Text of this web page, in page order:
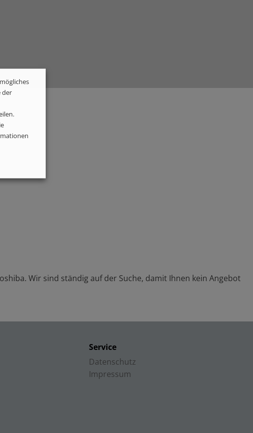
. Wir sind ständig auf der Suche, damit Ihnen kein Angebot
Service
Datenschutz
Impressum
der